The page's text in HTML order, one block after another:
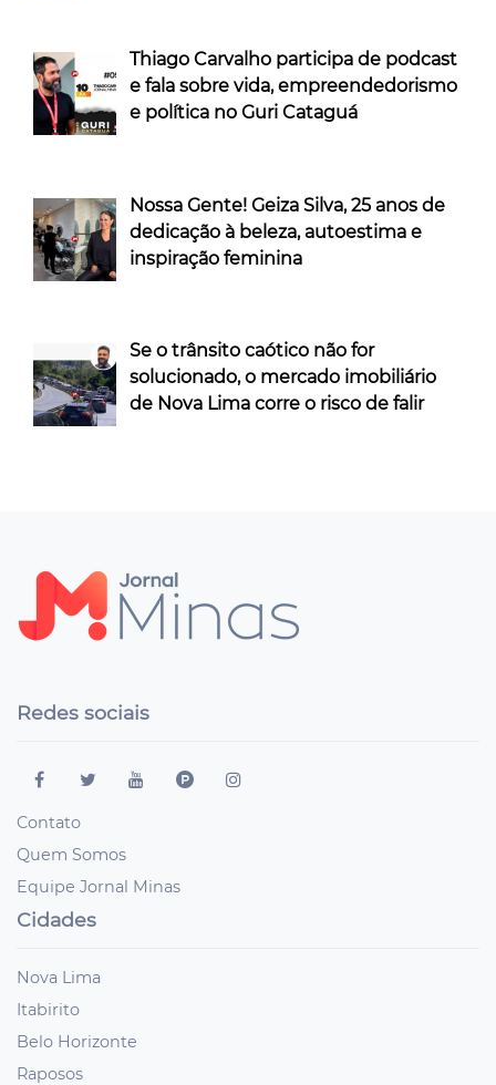
Thiago Carvalho participa de podcast
e fala sobre vida, empreendedorismo
e política no Guri Cataguá
Nossa Gente! Geiza Silva, 25 anos de
dedicação à beleza, autoestima e
inspiração feminina
Se o trânsito caótico não for
solucionado, o mercado imobiliário
de Nova Lima corre o risco de falir
Redes sociais
Contato
Quem Somos
Equipe Jornal Minas
Cidades
Nova Lima
Itabirito
Belo Horizonte
Raposos